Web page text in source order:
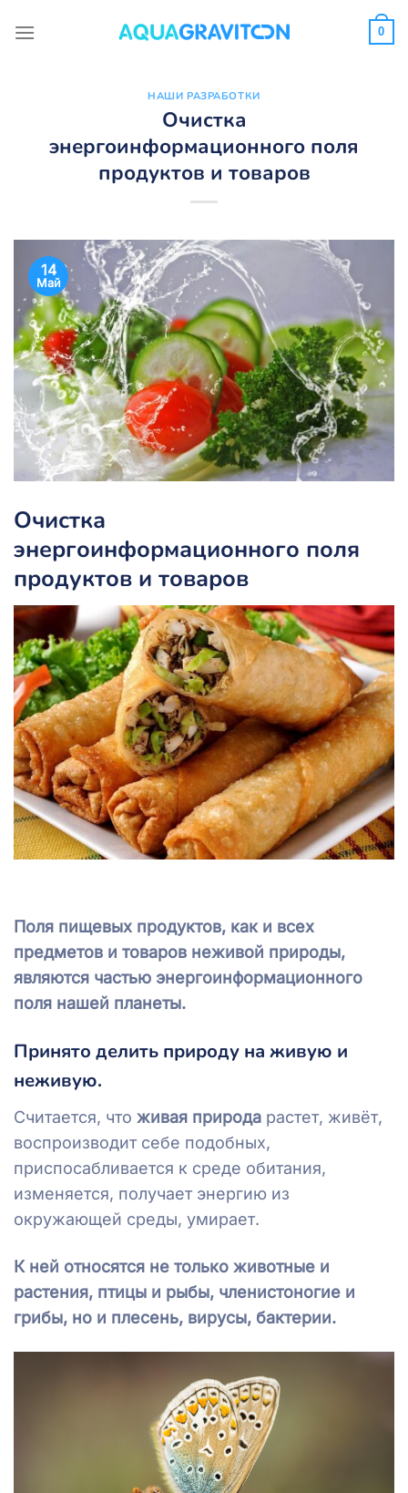
0
НАШИ РАЗРАБОТКИ
Очистка
энергоинформационного поля
продуктов и товаров
14
Май
Очистка
энергоинформационного поля
продуктов и товаров
Поля пищевых продуктов, как и всех
предметов и товаров неживой природы,
являются частью энергоинформационного
поля нашей планеты.
Принято делить природу на живую и
неживую.
Считается, что живая природа растет, живёт,
воспроизводит себе подобных,
приспосабливается к среде обитания,
изменяется, получает энергию из
окружающей среды, умирает.
К ней относятся не только животные и
растения, птицы и рыбы, членистоногие и
грибы, но и плесень, вирусы, бактерии.